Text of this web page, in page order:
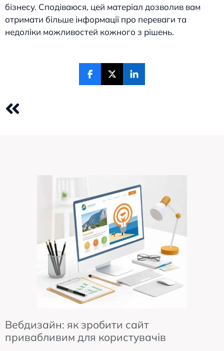
бізнесу. Сподіваюся, цей матеріал дозволив вам
отримати більше інформації про переваги та
недоліки можливостей кожного з рішень.
Вебдизайн: як зробити сайт
привабливим для користувачів